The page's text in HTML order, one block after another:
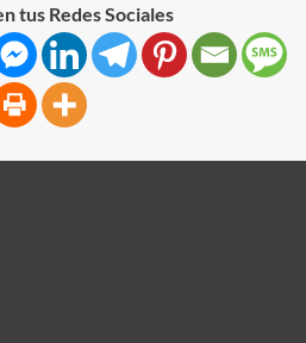
tus Redes Sociales